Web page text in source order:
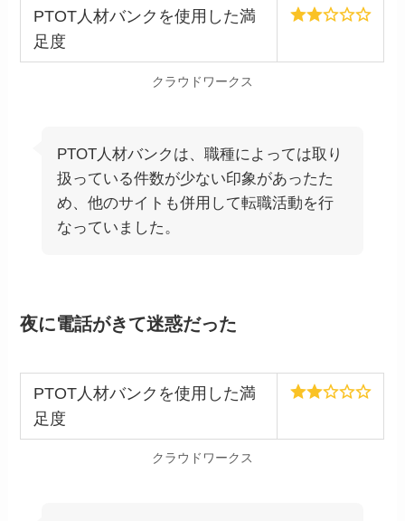
PTOT人材バンクを使用した満
足度
クラウドワークス
PTOT人材バンクは、職種によっては取り
扱っている件数が少ない印象があったた
め、他のサイトも併用して転職活動を行
なっていました。
夜に電話がきて迷惑だった
PTOT人材バンクを使用した満
足度
クラウドワークス